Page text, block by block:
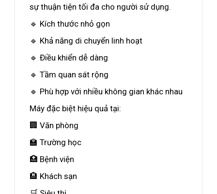
sự thuận tiện tối đa cho người sử dụng.
🔹 Kích thước nhỏ gọn
🔹 Khả năng di chuyển linh hoạt
🔹 Điều khiển dễ dàng
🔹 Tầm quan sát rộng
🔹 Phù hợp với nhiều không gian khác nhau
Máy đặc biệt hiệu quả tại:
🏢 Văn phòng
🏫 Trường học
🏥 Bệnh viện
🏨 Khách sạn